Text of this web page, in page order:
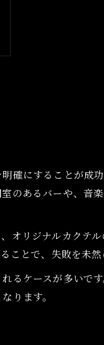
確にすることが成
のあるバーや、音
オリジナルカクテ
とで、失敗を未然
るケースが多いで
ります。